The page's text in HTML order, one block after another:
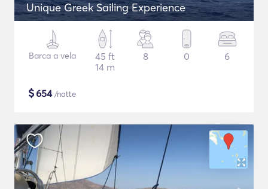
Unique Greek Sailing Experience
Barca a vela
45 ft
14 m
8 0 6
$654/notte